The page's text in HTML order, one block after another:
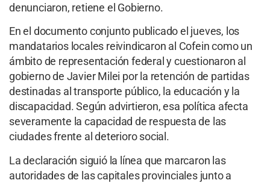
denunciaron, retiene el Gobierno.
En el documento conjunto publicado el jueves, los
mandatarios locales reivindicaron al Cofein como un
ámbito de representación federal y cuestionaron al
gobierno de Javier Milei por la retención de partidas
destinadas al transporte público, la educación y la
discapacidad. Según advirtieron, esa política afecta
severamente la capacidad de respuesta de las
ciudades frente al deterioro social.
La declaración siguió la línea que marcaron las
autoridades de las capitales provinciales junto a